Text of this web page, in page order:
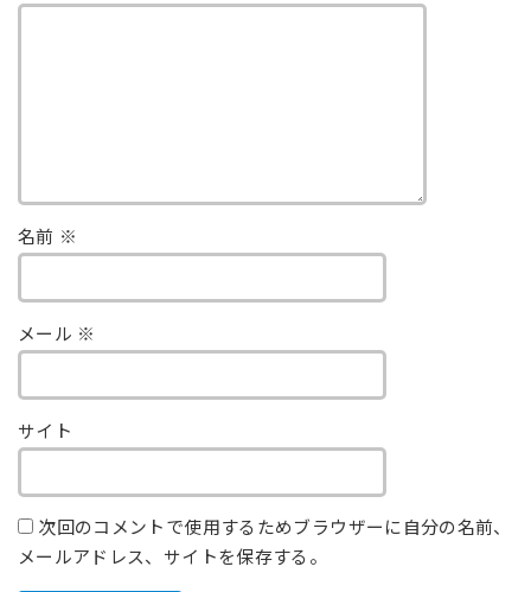
名前 ※
メール ※
サイト
次回のコメントで使用するためブラウザーに自分の名前、
メールアドレス、サイトを保存する。